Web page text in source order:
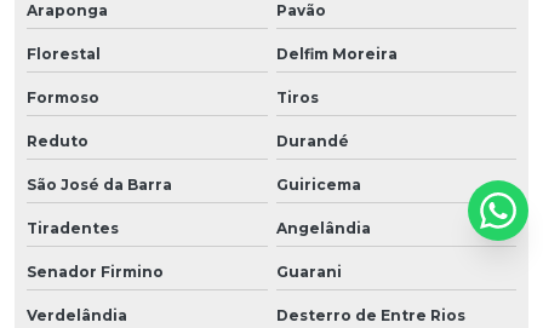
Araponga Pavão
Florestal Delfim Moreira
Formoso Tiros
Reduto Durandé
São José da Barra Guiricema
Tiradentes Angelândia
Senador Firmino Guarani
Verdelândia Desterro de Entre Rios